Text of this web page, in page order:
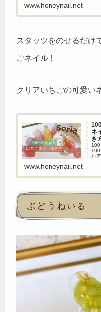
愛
www.honeynail.net
スタッツをのせるだけ
ごネイル！
クリアいちごの可愛い
ネ
き
100
100
ル
ル
www.honeynail.net
ぶどうねいる